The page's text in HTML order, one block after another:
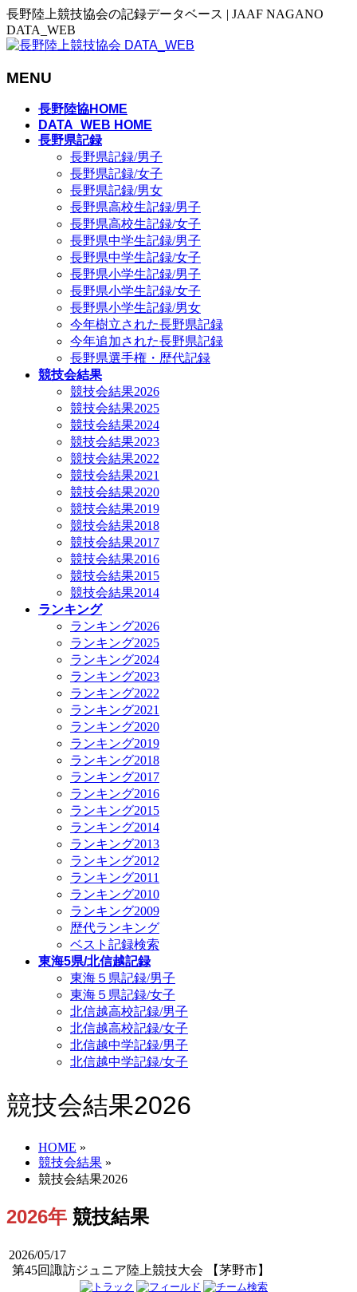
長野陸上競技協会の記録データベース | JAAF NAGANO
DATA_WEB
MENU
長野陸協HOME
DATA_WEB HOME
長野県記録
長野県記録/男子
長野県記録/女子
長野県記録/男女
長野県高校生記録/男子
長野県高校生記録/女子
長野県中学生記録/男子
長野県中学生記録/女子
長野県小学生記録/男子
長野県小学生記録/女子
長野県小学生記録/男女
今年樹立された長野県記録
今年追加された長野県記録
長野県選手権・歴代記録
競技会結果
競技会結果2026
競技会結果2025
競技会結果2024
競技会結果2023
競技会結果2022
競技会結果2021
競技会結果2020
競技会結果2019
競技会結果2018
競技会結果2017
競技会結果2016
競技会結果2015
競技会結果2014
ランキング
ランキング2026
ランキング2025
ランキング2024
ランキング2023
ランキング2022
ランキング2021
ランキング2020
ランキング2019
ランキング2018
ランキング2017
ランキング2016
ランキング2015
ランキング2014
ランキング2013
ランキング2012
ランキング2011
ランキング2010
ランキング2009
歴代ランキング
ベスト記録検索
東海5県/北信越記録
東海５県記録/男子
東海５県記録/女子
北信越高校記録/男子
北信越高校記録/女子
北信越中学記録/男子
北信越中学記録/女子
競技会結果2026
HOME »
競技会結果 »
競技会結果2026
2026年 競技結果
2026/05/17
第45回諏訪ジュニア陸上競技大会 【茅野市】